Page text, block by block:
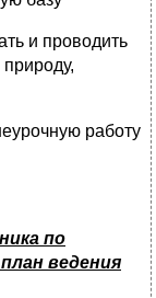
и проводить
работу
по
ведения